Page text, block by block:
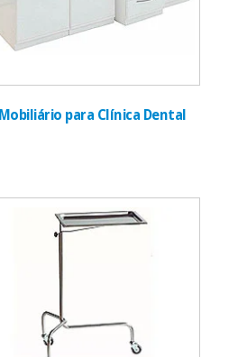
Mobiliário para Clínica Dental